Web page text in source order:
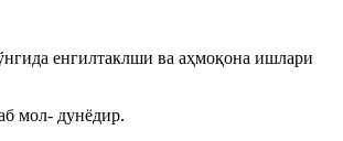
енгилтаклши ва аҳмоқона ишлари
мол- дунёдир.